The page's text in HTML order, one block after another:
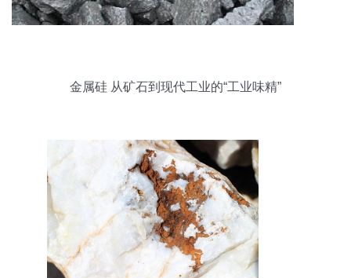
金属硅 从矿石到现代工业的“工业味精”